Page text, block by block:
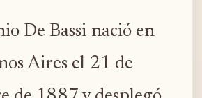
De Bassi nació en
Aires el 21 de